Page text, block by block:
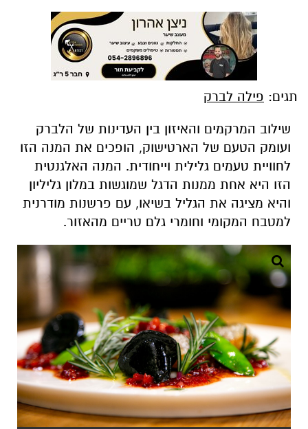
תגים: פילה לברק
שילוב המרקמים והאיזון בין העדינות של הלברק
ועומק הטעם של הארטישוק, הופכים את המנה הזו
לחוויית טעמים גלילית וייחודית. המנה האלגנטית
הזו היא אחת ממנות הדגל שמוגשות במלון גליליון
והיא מציגה את הגליל בשיאו, עם פרשנות מודרנית
למטבח המקומי וחומרי גלם טריים מהאזור.